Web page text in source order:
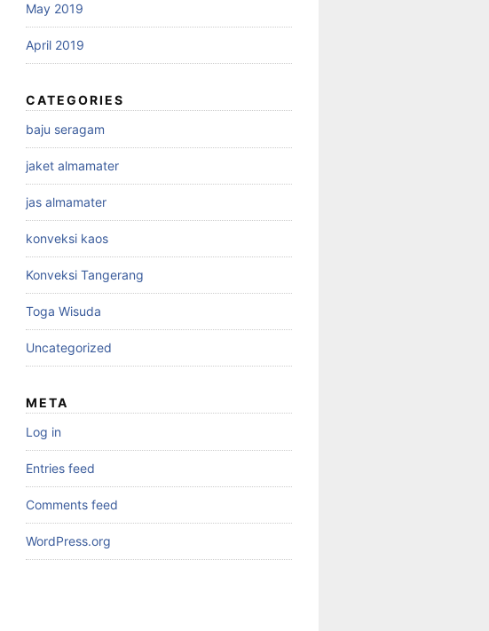
May 2019
April 2019
CATEGORIES
baju seragam
jaket almamater
jas almamater
konveksi kaos
Konveksi Tangerang
Toga Wisuda
Uncategorized
META
Log in
Entries feed
Comments feed
WordPress.org